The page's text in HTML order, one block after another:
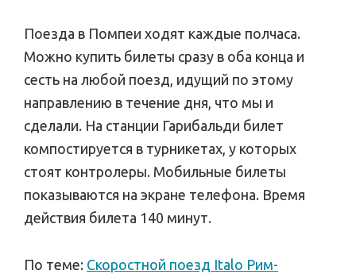
Поезда в Помпеи ходят каждые полчаса.
Можно купить билеты сразу в оба конца и
сесть на любой поезд, идущий по этому
направлению в течение дня, что мы и
сделали. На станции Гарибальди билет
компостируется в турникетах, у которых
стоят контролеры. Мобильные билеты
показываются на экране телефона. Время
действия билета 140 минут.
По теме: Скоростной поезд Italo Рим-